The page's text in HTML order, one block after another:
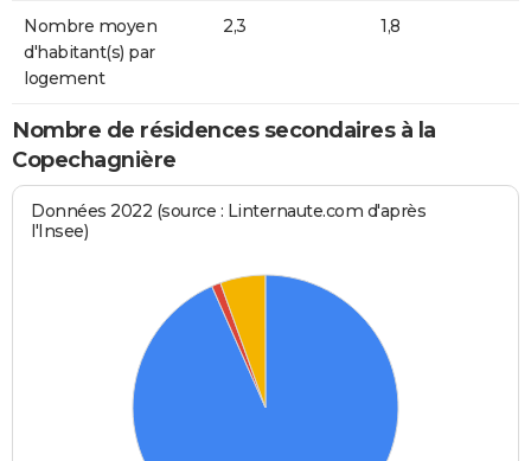
Nombre moyen
d'habitant(s) par
logement
2,3 1,8
Nombre de résidences secondaires à la
Copechagnière
Données 2022 (source : Linternaute.com d'après
l'Insee)